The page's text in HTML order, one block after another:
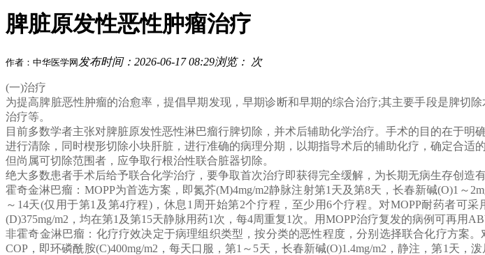
脾脏原发性恶性肿瘤治疗
作者：中华医学网 发布时间：2026-06-17 08:29浏览： 次
(一)治疗
为提高脾脏恶性肿瘤的治愈率，提倡早期发现，早期诊断和早期的综合治疗;其主要手段是脾切
治疗等。
目前多数学者主张对脾脏原发性恶性淋巴瘤行脾切除，并术后辅助化学治疗。手术的目的在于
进行清除，同时楔形切除小块肝脏，进行准确的病理分期，以期指导术后的辅助化疗，确定合
但尚属可切除范围者，应争取行根治性联合脏器切除。
绝大多数患者手术后给予联合化学治疗，要争取首次治疗即获得完全缓解，为长期无病生存创造有
霍奇金淋巴瘤：MOPP为首选方案，即氮芥(M)4mg/m2静脉注射第1天及第8天，长春新碱(O)1～
～14天(仅用于第1及第4疗程)，休息1周开始第2个疗程，至少用6个疗程。对MOPP耐药者可
(D)375mg/m2，均在第1及第15天静脉用药1次，每4周重复1次。用MOPP治疗复发的病例可再用
非霍奇金淋巴瘤：化疗疗效决定于病理组织类型，按分类的恶性程度，分别选择联合化疗方案
COP，即环磷酰胺(C)400mg/m2，每天口服，第1～5天，长春新碱(O)1.4mg/m2，静注，第1天，